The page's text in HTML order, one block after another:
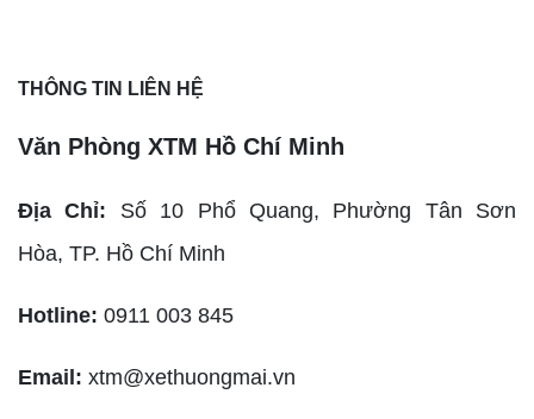
THÔNG TIN LIÊN HỆ
Văn Phòng XTM Hồ Chí Minh
Địa Chỉ: Số 10 Phổ Quang, Phường Tân Sơn
Hòa, TP. Hồ Chí Minh
Hotline: 0911 003 845
Email: xtm@xethuongmai.vn